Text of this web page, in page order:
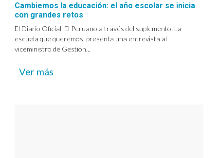
Cambiemos la educación: el año escolar se inicia
con grandes retos
El Diario Oficial El Peruano a través del suplemento: La
escuela que queremos, presenta una entrevista al
viceministro de Gestión...
Ver más